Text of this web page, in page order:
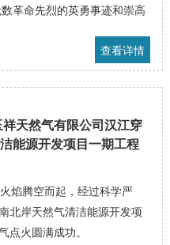
革命先烈的英勇事迹和崇高
查看详情
天然气有限公司汉江穿
能源开发项目一期工程
焰腾空而起，经过科学严
北岸天然气清洁能源开发项
点火圆满成功。